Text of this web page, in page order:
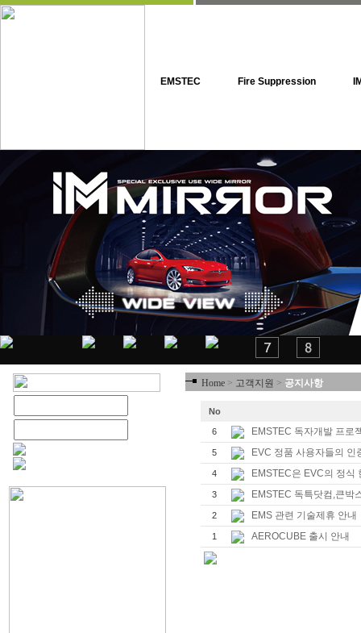
EMSTEC Fire Suppression
Home > 고객지원 > 공지사항
No
6 EMSTEC 독자개발 프로
5 EVC 정품 사용자들의
4 EMSTEC은 EVC의 정
3 EMSTEC 독특닷컴,큰박
2 EMS 관련 기술제휴 안내
1 AEROCUBE 출시 안내